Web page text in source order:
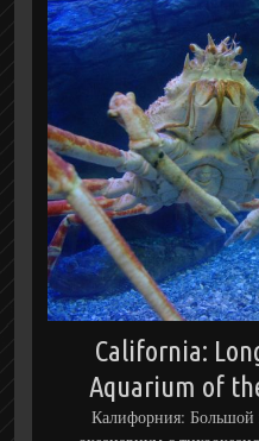
California:
Aquarium of
Калифорния: